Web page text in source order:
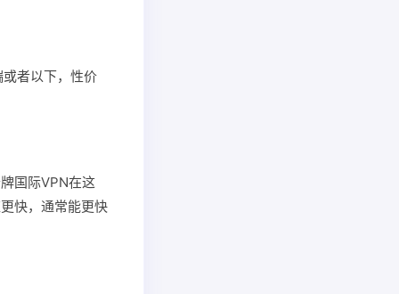
者以下，性价
国际VPN在这
快，通常能更快